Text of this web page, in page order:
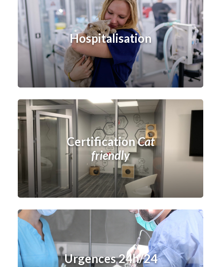
Hospitalisation
CertificationCat
friendly
Urgences 24h/24